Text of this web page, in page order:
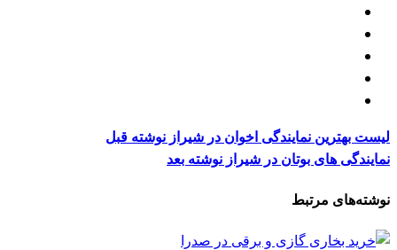
لیست بهترین نمایندگی اخوان در شیراز نوشته قبل
نمایندگی های بوتان در شیراز نوشته بعد
نوشته‌های مرتبط